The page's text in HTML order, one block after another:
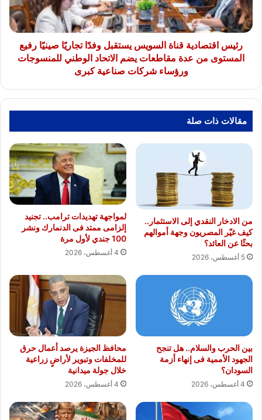
تجاريًا
صينيًا
رفيع
المستوى
من
يضم
الوطني
ورؤساء
رئيس اقتصادية قناة السويس يستقبل وفدًا تجاريًا صينيًا رفيع
المستوى من عدة مقاطعات يضم الاتحاد الوطني للمنسوجات
ورؤساء شركات صناعية كبرى
مقالات ذات صلة
من الادخار النقدي إلى الاستثمار..
كيف غيّر المصريون وجهة أموالهم
بحثًا عن العائد؟
5 أغسطس، 2026
لمواجهة تهديدات ترامب.. تجنيد
إلزامى ممتد فى الدنمارك ونشر
100 جندي لأول مرة
4 أغسطس، 2026
بين الحرب والسلام.. هل تنجح
الجهود الأممية فى إنهاء أزمة
السودان؟
4 أغسطس، 2026
محافظ الجيزة يرصد أعمال حرق
للمخلفات وتبوير لأراضٍ زراعية
خلال جولة ميدانية
4 أغسطس، 2026